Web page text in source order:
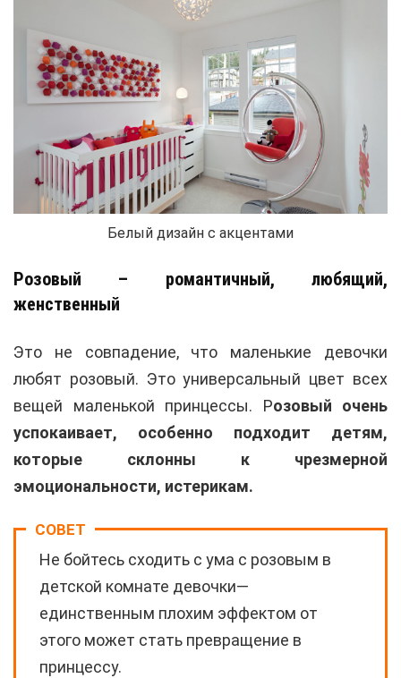
Белый дизайн с акцентами
Розовый – романтичный, любящий,
женственный
Это не совпадение, что маленькие девочки
любят розовый. Это универсальный цвет всех
вещей маленькой принцессы. Розовый очень
успокаивает, особенно подходит детям,
которые склонны к чрезмерной
эмоциональности, истерикам.
СОВЕТ
Не бойтесь сходить с ума с розовым в
детской комнате девочки—
единственным плохим эффектом от
этого может стать превращение в
принцессу.